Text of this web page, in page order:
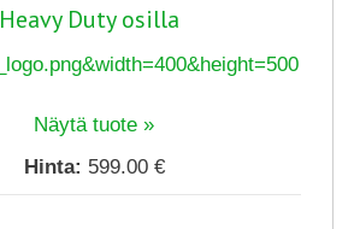
Heavy Duty osilla
Näytä tuote »
Hinta: 599.00 €